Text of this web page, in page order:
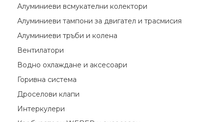
Алуминиеви всмукателни колектори
Алуминиеви тампони за двигател и трасмисия
Алуминиеви тръби и колена
Вентилатори
Водно охлаждане и аксесоари
Горивна система
Дроселови клапи
Интеркулери